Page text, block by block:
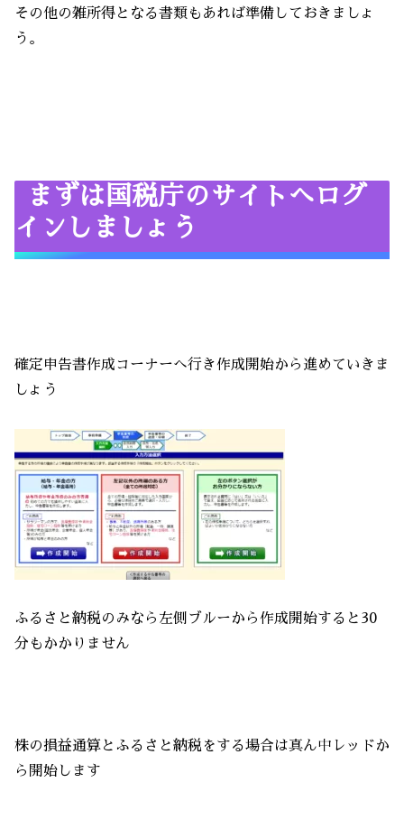
その他の雑所得となる書類もあれば準備しておきましょ
う。
まずは国税庁のサイトへログ
インしましょう
確定申告書作成コーナーへ行き作成開始から進めていきま
しょう
ふるさと納税のみなら左側ブルーから作成開始すると30
分もかかりません
株の損益通算とふるさと納税をする場合は真ん中レッドか
ら開始します